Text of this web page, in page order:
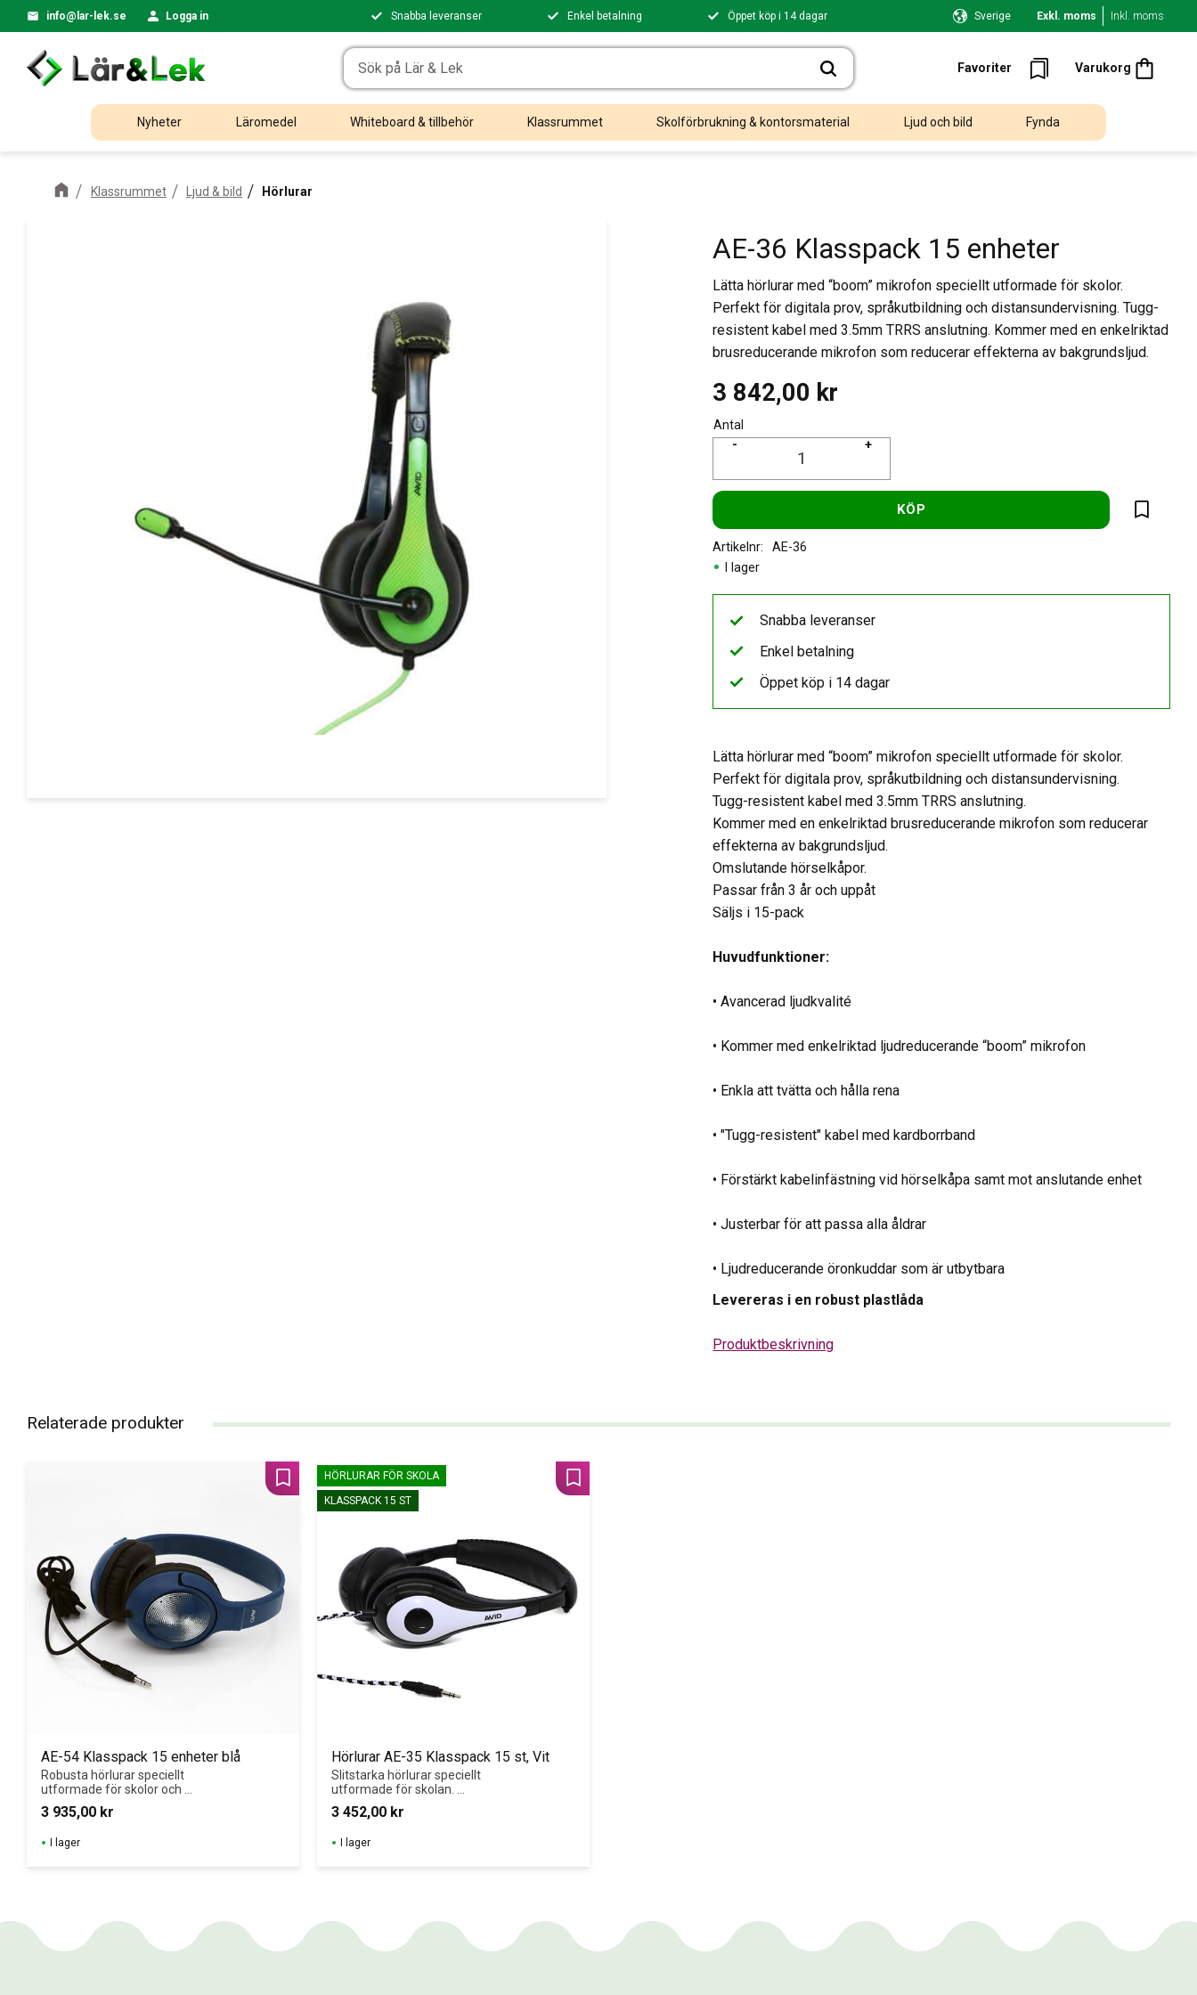
info@lar-lek.se Logga in Snabba leveranser Enkel betalning Öppet köp i 14 dagar Sverige Exkl. moms Inkl. moms
Favoriter Varukorg
Favoriter
Nyheter Läromedel Whiteboard & tillbehör Klassrummet Skolförbrukning & kontorsmaterial Ljud och bild Fynda
Klassrummet Ljud & bild Hörlurar
AE-36 Klasspack 15 enheter
Lätta hörlurar med “boom” mikrofon speciellt utformade för skolor.
Perfekt för digitala prov, språkutbildning och distansundervisning. Tugg-
resistent kabel med 3.5mm TRRS anslutning. Kommer med en enkelriktad
brusreducerande mikrofon som reducerar effekterna av bakgrundsljud.
3 842,00 kr
Antal
+
-
KÖP
Lägg till
I lager
Artikelnr AE-36
Lätta hörlurar med “boom” mikrofon speciellt utformade för skolor.
Perfekt för digitala prov, språkutbildning och distansundervisning.
Tugg-resistent kabel med 3.5mm TRRS anslutning.
Kommer med en enkelriktad brusreducerande mikrofon som reducerar
effekterna av bakgrundsljud.
Omslutande hörselkåpor.
Passar från 3 år och uppåt
Säljs i 15-pack
Huvudfunktioner:
• Avancerad ljudkvalité
• Kommer med enkelriktad ljudreducerande “boom” mikrofon
• Enkla att tvätta och hålla rena
• "Tugg-resistent" kabel med kardborrband
• Förstärkt kabelinfästning vid hörselkåpa samt mot anslutande enhet
• Justerbar för att passa alla åldrar
• Ljudreducerande öronkuddar som är utbytbara
Levereras i en robust plastlåda
Produktbeskrivning
Snabba leveranser
Enkel betalning
Öppet köp i 14 dagar
Relaterade produkter
AE-54 Klasspack 15 enheter blå
Robusta hörlurar speciellt
utformade för skolor och
digitala prov. Passar från 5 år
och uppåt.
3 935,00 kr
Lägg till i favoriter
I lager
Hörlurar AE-35 Klasspack 15 st, Vit
Slitstarka hörlurar speciellt
utformade för skolan.
Klasspack 15 st i robust
förvaringslåda.
3 452,00 kr
HÖRLURAR FÖR SKOLA
KLASSPACK 15 ST
Lägg till i favoriter
I lager